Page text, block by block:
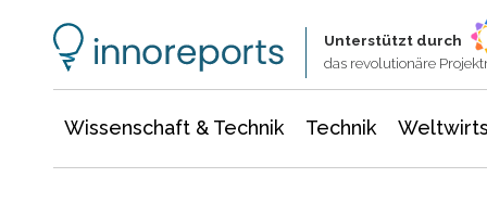
Unterstützt durch
das revolutionäre
Wissenschaft & Technik Technik